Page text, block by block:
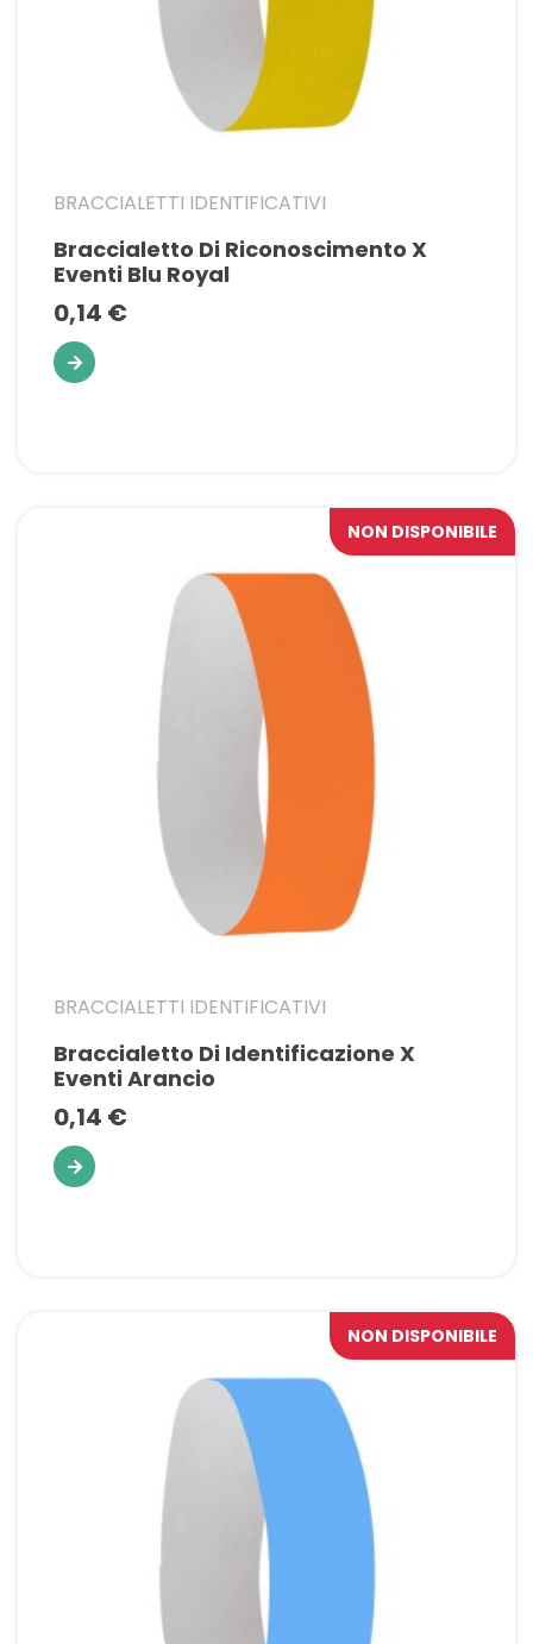
BRACCIALETTI IDENTIFICATIVI
Braccialetto Di Riconoscimento X
Eventi Blu Royal
0,14 €
BRACCIALETTI IDENTIFICATIVI
Braccialetto Di Identificazione X
Eventi Arancio
0,14 €
NON DISPONIBILE
NON DISPONIBILE